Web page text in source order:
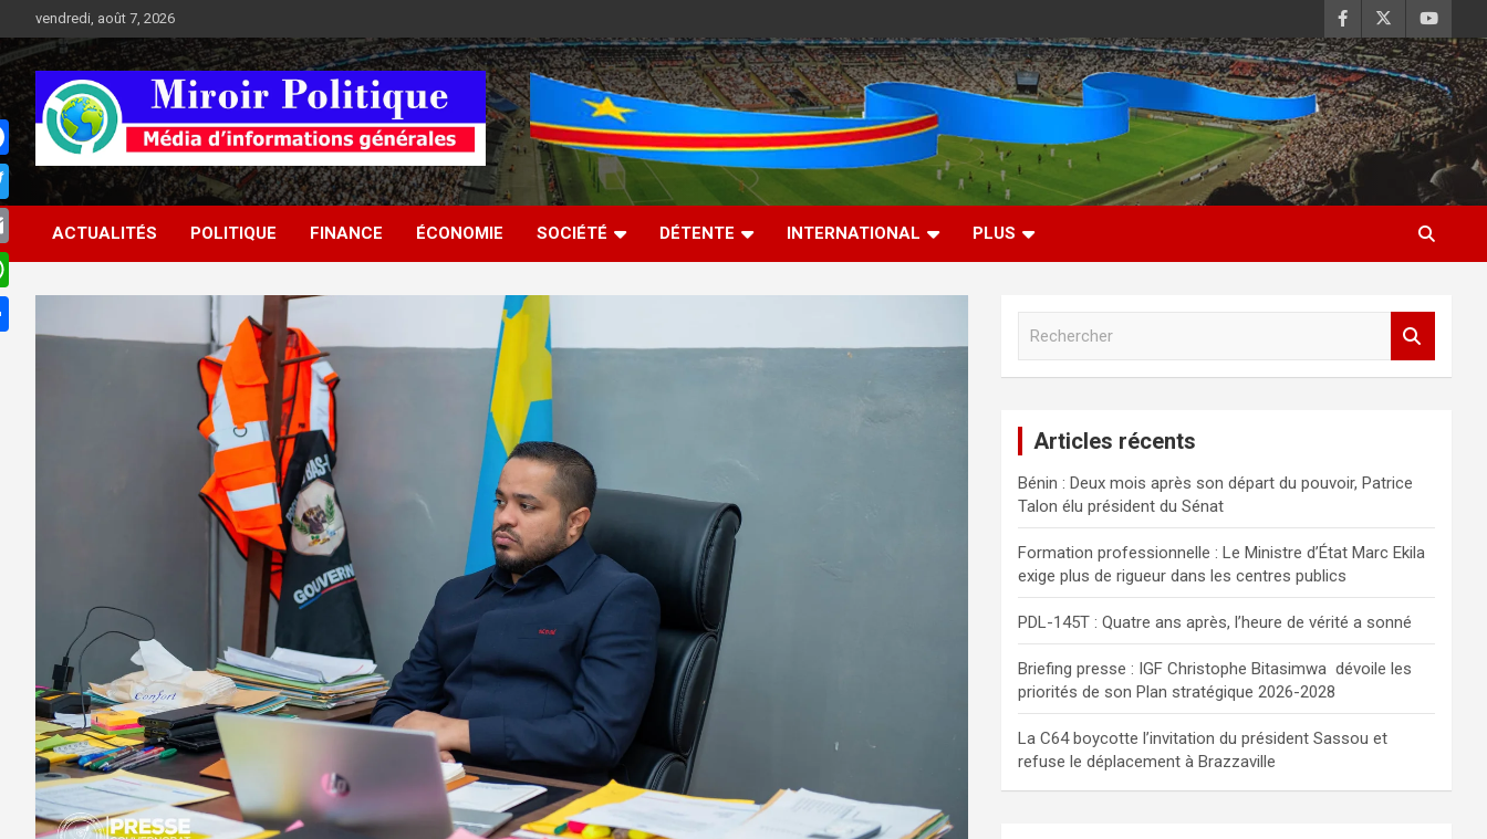
au
contenu
vendredi, août 7, 2026
Médias d'informations
socio-politiques
Médias d'informations socio-politiques
ACTUALITÉS POLITIQUE FINANCE ÉCONOMIE SOCIÉTÉ DÉTENTE INTERNATIONAL PLUS
c
h
e
r
Articles récents
Bénin : Deux mois après son départ du pouvoir, Patrice
Talon élu président du Sénat
Formation professionnelle : Le Ministre d’État Marc Ekila
exige plus de rigueur dans les centres publics
PDL-145T : Quatre ans après, l’heure de vérité a sonné
Briefing presse : IGF Christophe Bitasimwa dévoile les
priorités de son Plan stratégique 2026-2028
La C64 boycotte l’invitation du président Sassou et
refuse le déplacement à Brazzaville